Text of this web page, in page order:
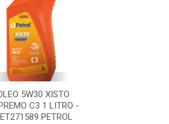
5W30 XISTO
C3 1 LITRO -
PETROL